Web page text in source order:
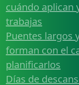
cuándo aplican
trabajas
Puentes largos
forman con el
planificarlos
Días de